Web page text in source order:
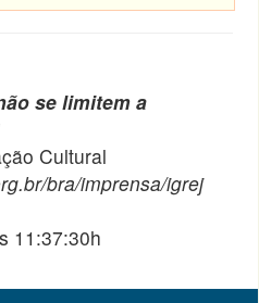
se limitem a
Cultural
bra/imprensa/igrej
11:37:30h